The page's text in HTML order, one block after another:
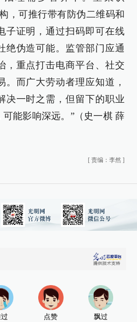
，可推行带有防伪二维码和
子证明，通过扫码即可在线
绝伪造可能。监管部门应通
，重点打击电商平台、社交
。而广大劳动者理应知道，
决一时之需，但留下的职业
能影响深远。”（史一棋 薛
[ 责编：李然 ]
点赞 飘过